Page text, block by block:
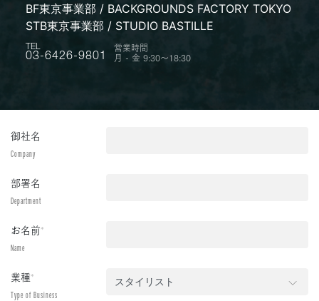
BF東京事業部 / BACKGROUNDS FACTORY TOKYO
STB東京事業部 / STUDIO BASTILLE
TEL
03-6426-9801
営業時間
月 - 金 9:30〜18:30
御社名
Company
部署名
Department
お名前*
Name
業種*
Type of Business